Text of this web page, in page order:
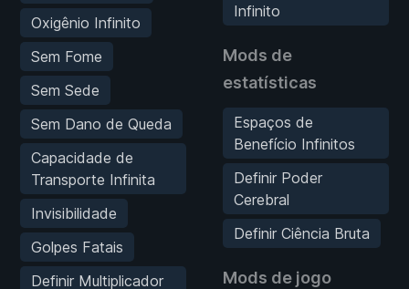
Oxigênio Infinito
Sem Fome
Sem Sede
Sem Dano de Queda
Capacidade de
Transporte Infinita
Invisibilidade
Golpes Fatais
Definir Multiplicador
Infinito
Mods de
estatísticas
Espaços de
Benefício Infinitos
Definir Poder
Cerebral
Definir Ciência Bruta
Mods de jogo